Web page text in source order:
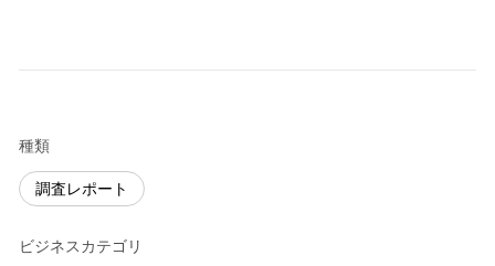
種類
調査レポート
ビジネスカテゴリ